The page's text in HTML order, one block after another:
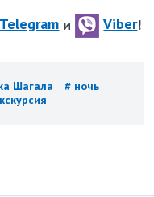
Telegram и Viber!
Шагала
# ночь